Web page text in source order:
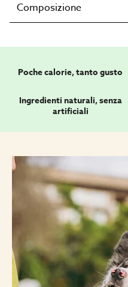
Composizione
Poche calorie, tanto gusto
Ingredienti naturali, senza
artificiali